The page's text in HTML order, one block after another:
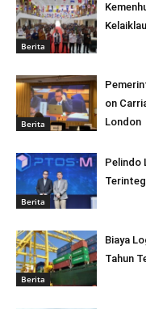
Berita
Berita
on
London
Berita
Pelindo
Berita
Biaya
Tahun